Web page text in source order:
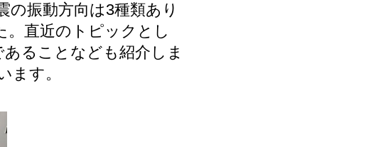
振動方向は3種類あり
。直近のトピックとし
ることなども紹介しま
ます。